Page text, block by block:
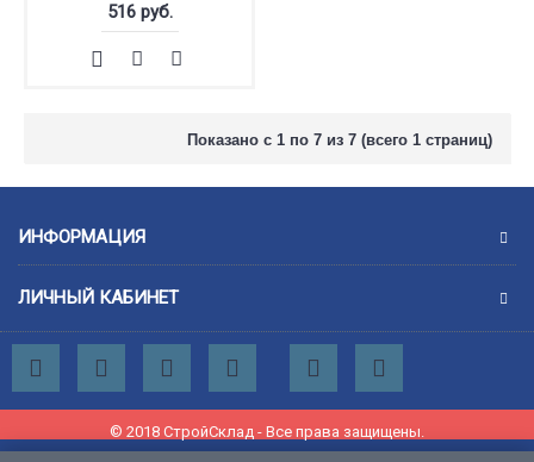
516 руб.
Показано с 1 по 7 из 7 (всего 1 страниц)
ИНФОРМАЦИЯ
ЛИЧНЫЙ КАБИНЕТ
© 2018 СтройСклад - Все права защищены.